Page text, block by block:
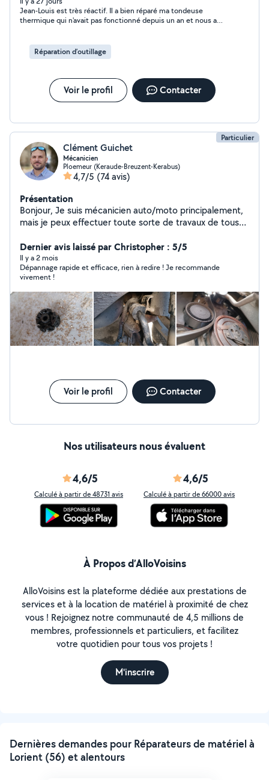
Jean-Louis est très réactif. Il a bien réparé ma tondeuse
thermique qui n'avait pas fonctionné depuis un an et nous a
Réparation d’outillage
Voir le profil Contacter
Particulier
Clément Guichet
Mécanicien
Ploemeur (Keraude-Breuzent-Kerabus)
4,7/5 (74 avis)
Présentation
Bonjour, Je suis mécanicien auto/moto principalement,
mais je peux effectuer toute sorte de travaux de tous
en location. Merci, Clément
Dernier avis laissé par Christopher : 5/5
Il y a 2 mois
Dépannage rapide et efficace, rien à redire ! Je recommande
vivement !
Voir le profil Contacter
Nos utilisateurs nous évaluent
4,6/5
Calculé à partir de 48731 avis
4,6/5
Calculé à partir de 66000 avis
À Propos d’AlloVoisins
AlloVoisins est la plateforme dédiée aux prestations de
services et à la location de matériel à proximité de chez
vous ! Rejoignez notre communauté de 4,5 millions de
membres, professionnels et particuliers, et facilitez
votre quotidien pour tous vos projets !
M'inscrire
Dernières demandes pour Réparateurs de matériel à
Lorient (56) et alentours